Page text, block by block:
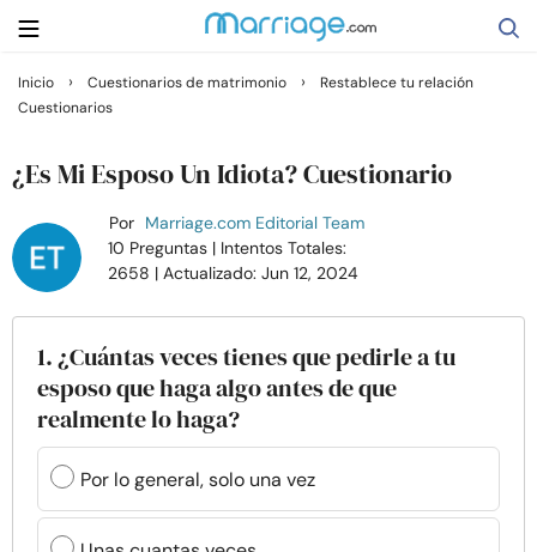
Buscar
Relaciones
Familia
Ayuda
Cursos
Inicio › Cuestionarios de matrimonio ›
Restablece tu relación
Cuestionarios
¿Es Mi Esposo Un Idiota? Cuestionario
Por Marriage.com Editorial Team
10 Preguntas | Intentos Totales:
2658 | Actualizado: Jun 12, 2024
1. ¿Cuántas veces tienes que pedirle a tu
esposo que haga algo antes de que
realmente lo haga?
Por lo general, solo una vez